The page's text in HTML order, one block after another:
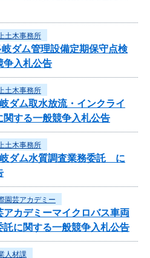
土木事務所
ム管理設備定期保守点検
争入札公告
土木事務所
ム取水放流・インクライ
する一般競争入札公告
土木事務所
ダム水質調査業務委託 に
園芸アカデミー
アカデミーマイクロバス車両
に関する一般競争入札公告
人材課